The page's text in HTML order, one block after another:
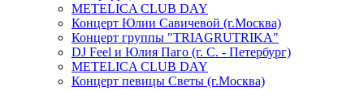
METELICA CLUB DAY
Концерт Юлии Савичевой (г.Москва)
Концерт группы "TRIAGRUTRIKA"
DJ Feel и Юлия Паго (г. С. - Петербург)
METELICA CLUB DAY
Концерт певицы Светы (г.Москва)